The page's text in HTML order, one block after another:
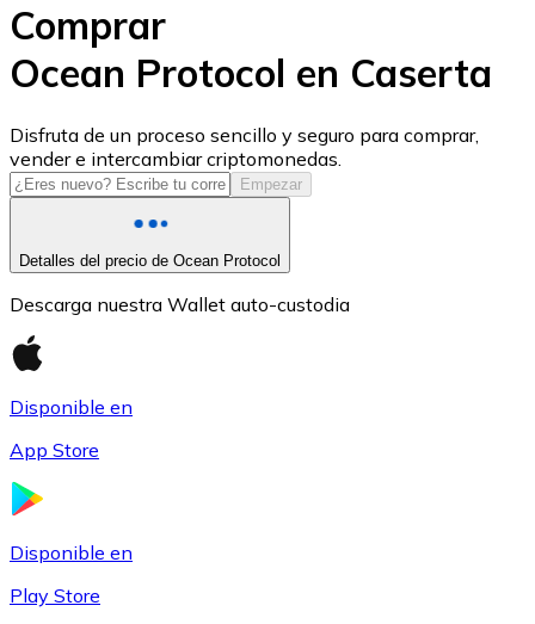
USD Coin
USDC
Comprar
Ocean Protocol en Caserta
Disfruta de un proceso sencillo y seguro para comprar,
vender e intercambiar criptomonedas.
Empezar
Detalles del precio de Ocean Protocol
Descarga nuestra Wallet auto-custodia
Disponible en
App Store
Disponible en
Play Store